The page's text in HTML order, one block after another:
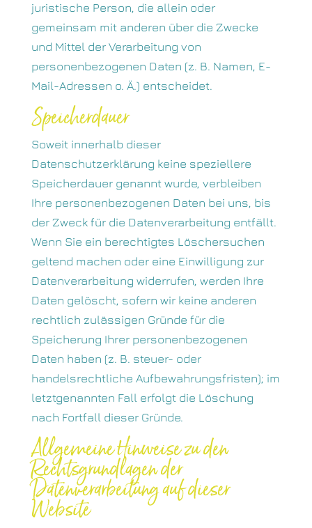
juristische Person, die allein oder
gemeinsam mit anderen über die Zwecke
und Mittel der Verarbeitung von
personenbezogenen Daten (z. B. Namen, E-
Mail-Adressen o. Ä.) entscheidet.
Speicherdauer
Soweit innerhalb dieser
Datenschutzerklärung keine speziellere
Speicherdauer genannt wurde, verbleiben
Ihre personenbezogenen Daten bei uns, bis
der Zweck für die Datenverarbeitung entfällt.
Wenn Sie ein berechtigtes Löschersuchen
geltend machen oder eine Einwilligung zur
Datenverarbeitung widerrufen, werden Ihre
Daten gelöscht, sofern wir keine anderen
rechtlich zulässigen Gründe für die
Speicherung Ihrer personenbezogenen
Daten haben (z. B. steuer- oder
handelsrechtliche Aufbewahrungsfristen); im
letztgenannten Fall erfolgt die Löschung
nach Fortfall dieser Gründe.
Allgemeine Hinweise zu den
Rechtsgrundlagen der
Datenverarbeitung auf dieser
Website